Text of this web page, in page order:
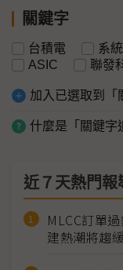
關鍵字
台積電 系
ASIC
聯發
加入已選取到「
什麼是「關鍵字
近７天熱門報
MLCC訂單
建熱潮將趨緩